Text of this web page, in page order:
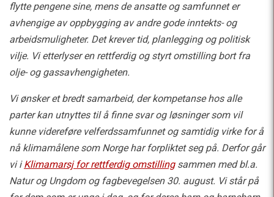
flytte pengene sine, mens de ansatte og samfunnet er
avhengige av oppbygging av andre gode inntekts- og
arbeidsmuligheter. Det krever tid, planlegging og politisk
vilje. Vi etterlyser en rettferdig og styrt omstilling bort fra
olje- og gassavhengigheten.
Vi ønsker et bredt samarbeid, der kompetanse hos alle
parter kan utnyttes til å finne svar og løsninger som vil
kunne videreføre velferdssamfunnet og samtidig virke for å
nå klimamålene som Norge har forpliktet seg på. Derfor går
vi iKlimamarsj for rettferdig omstillingsammen med bl.a.
Natur og Ungdom og fagbevegelsen 30. august. Vi står på